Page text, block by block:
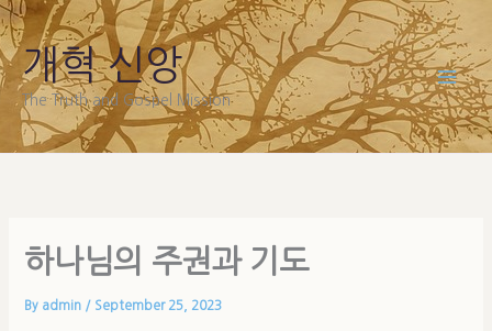
Skip
to
content
개혁 신앙
The Truth and Gospel Mission
하나님의 주권과 기도
By admin / September 25, 2023